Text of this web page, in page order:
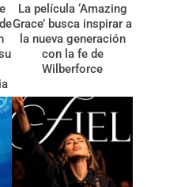
La película ‘Amazing
Grace’ busca inspirar a
la nueva generación
con la fe de
Wilberforce